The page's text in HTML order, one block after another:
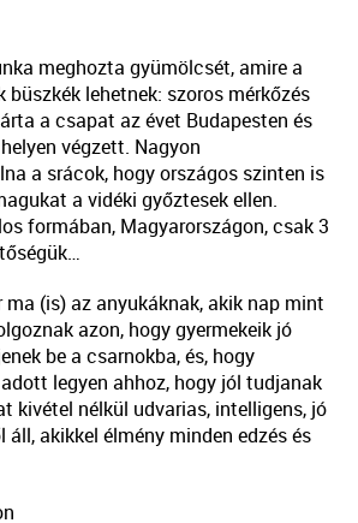
meghozta gyümölcsét, amire a
büszkék lehetnek: szoros mérkőzés
a csapat az évet Budapesten és
végzett. Nagyon
a srácok, hogy országos szinten is
a vidéki győztesek ellen.
formában, Magyarországon, csak 3
(is) az anyukáknak, akik nap mint
azon, hogy gyermekeik jó
be a csarnokba, és, hogy
legyen ahhoz, hogy jól tudjanak
kivétel nélkül udvarias, intelligens, jó
áll, akikkel élmény minden edzés és